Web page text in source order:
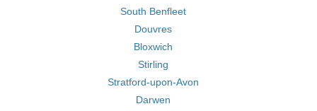
South Benfleet
Douvres
Bloxwich
Stirling
Stratford-upon-Avon
Darwen